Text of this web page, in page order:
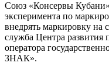
Союз «Консервы
эксперимента по
внедрять маркировку на
служба Центра
оператора
ЗНАК».